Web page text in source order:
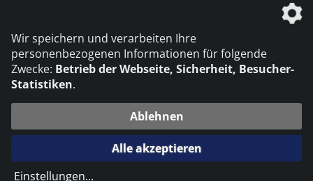
Die DVS Media GmbH ist ein Unternehmen der
© 2026 DVS Media GmbH
Datenschutzeinstellungen
die profilschmiede - Internetagentur
Wir speichern und verarbeiten Ihre
personenbezogenen Informationen für folgende
Zwecke: Betrieb der Webseite, Sicherheit, Besucher-
Statistiken.
Ablehnen
Alle akzeptieren
Einstellungen...